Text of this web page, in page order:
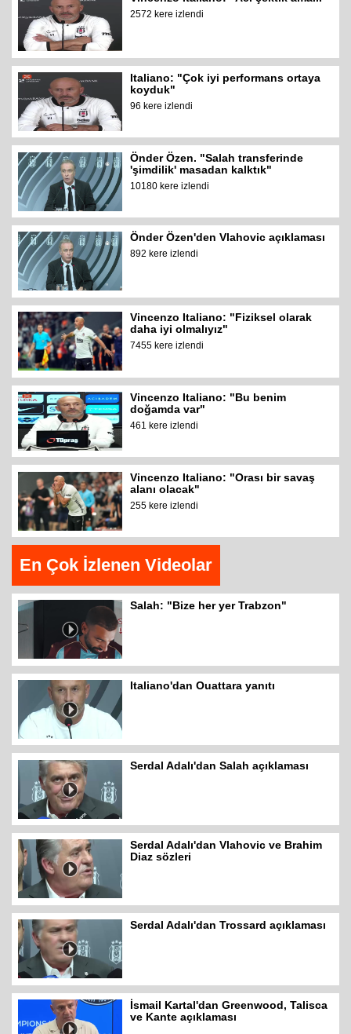
2572 kere izlendi
Italiano: "Çok iyi performans ortaya
koyduk"
96 kere izlendi
Önder Özen. "Salah transferinde
'şimdilik' masadan kalktık"
10180 kere izlendi
Önder Özen'den Vlahovic açıklaması
892 kere izlendi
Vincenzo Italiano: "Fiziksel olarak
daha iyi olmalıyız"
7455 kere izlendi
Vincenzo Italiano: "Bu benim
doğamda var"
461 kere izlendi
Vincenzo Italiano: "Orası bir savaş
alanı olacak"
255 kere izlendi
En Çok İzlenen Videolar
Salah: "Bize her yer Trabzon"
Italiano'dan Ouattara yanıtı
Serdal Adalı'dan Salah açıklaması
Serdal Adalı'dan Vlahovic ve Brahim
Diaz sözleri
Serdal Adalı'dan Trossard açıklaması
İsmail Kartal'dan Greenwood, Talisca
ve Kante açıklaması